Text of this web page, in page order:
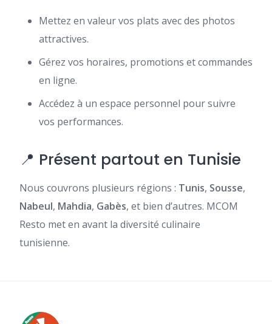
Mettez en valeur vos plats avec des photos
attractives.
Gérez vos horaires, promotions et commandes
en ligne.
Accédez à un espace personnel pour suivre
vos performances.
📍 Présent partout en Tunisie
Nous couvrons plusieurs régions : Tunis, Sousse,
Nabeul, Mahdia, Gabès, et bien d’autres. MCOM
Resto met en avant la diversité culinaire
tunisienne.